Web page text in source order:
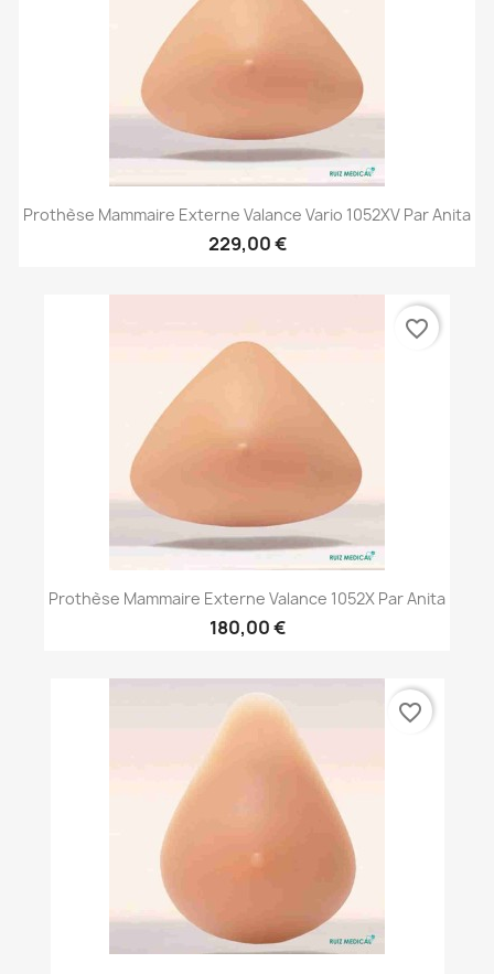
Prothèse Mammaire Externe Valance Vario 1052XV Par Anita
229,00 €
Prothèse Mammaire Externe Valance 1052X Par Anita
180,00 €
favorite_border
favorite_border